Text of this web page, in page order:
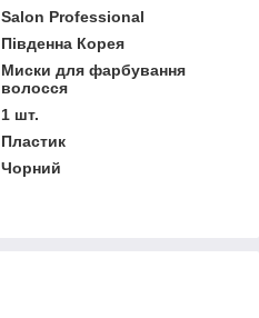
Salon Professional
Південна Корея
Миски для фарбування
волосся
1 шт.
Пластик
Чорний